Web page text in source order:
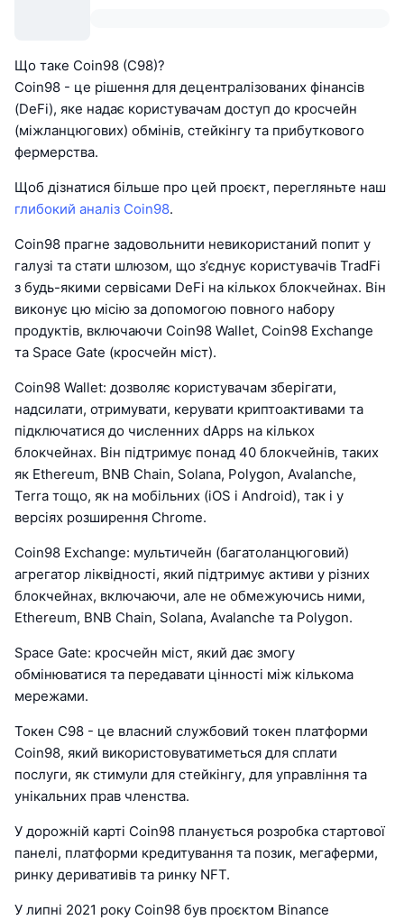
Що таке Coin98 (C98)?
Coin98 - це рішення для децентралізованих фінансів
(DeFi), яке надає користувачам доступ до кросчейн
(міжланцюгових) обмінів, стейкінгу та прибуткового
фермерства.
Щоб дізнатися більше про цей проєкт, перегляньте наш
глибокий аналіз Coin98.
Coin98 прагне задовольнити невикористаний попит у
галузі та стати шлюзом, що з’єднує користувачів TradFi
з будь-якими сервісами DeFi на кількох блокчейнах. Він
виконує цю місію за допомогою повного набору
продуктів, включаючи Coin98 Wallet, Coin98 Exchange
та Space Gate (кросчейн міст).
Coin98 Wallet: дозволяє користувачам зберігати,
надсилати, отримувати, керувати криптоактивами та
підключатися до численних dApps на кількох
блокчейнах. Він підтримує понад 40 блокчейнів, таких
як Ethereum, BNB Chain, Solana, Polygon, Avalanche,
Terra тощо, як на мобільних (iOS і Android), так і у
версіях розширення Chrome.
Coin98 Exchange: мультичейн (багатоланцюговий)
агрегатор ліквідності, який підтримує активи у різних
блокчейнах, включаючи, але не обмежуючись ними,
Ethereum, BNB Chain, Solana, Avalanche та Polygon.
Space Gate: кросчейн міст, який дає змогу
обмінюватися та передавати цінності між кількома
мережами.
Токен C98 - це власний службовий токен платформи
Coin98, який використовуватиметься для сплати
послуги, як стимули для стейкінгу, для управління та
унікальних прав членства.
У дорожній карті Coin98 планується розробка стартової
панелі, платформи кредитування та позик, мегаферми,
ринку деривативів та ринку NFT.
У липні 2021 року Coin98 був проєктом Binance